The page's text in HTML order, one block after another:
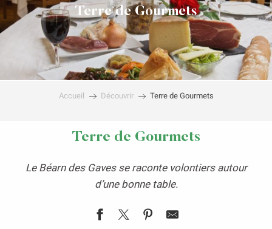
Terre de Gourmets
Accueil Découvrir Terre de Gourmets
Terre de Gourmets
Le Béarn des Gaves se raconte volontiers autour
d’une bonne table.